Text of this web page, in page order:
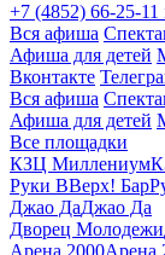
+7 (4852) 66-25-11
Вся афиша
Афиша для детей
Вконтакте
Вся афиша
Афиша для детей
Все площадки
КЗЦ Миллениум
Руки ВВерх! Бар
Джао ДаДжао Да
Дворец Молодежи
Арена 2000Арена